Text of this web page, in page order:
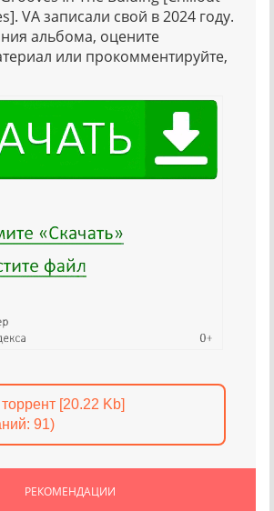
VA записали свой в 2024 году.
альбома, оцените
или прокомментируйте,
[20.22 Kb]
91)
РЕКОМЕНДАЦИИ